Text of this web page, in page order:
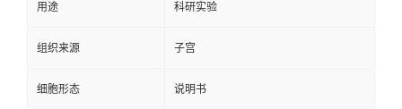
用途 科研实验
组织来源 子宫
细胞形态 说明书